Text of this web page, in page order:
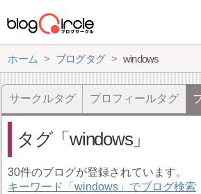
ホーム ブログタグ windows
サークルタグ プロフィールタグ
タグ windows
30件のブログが登録されています。
キーワード「windows」でブログ検索